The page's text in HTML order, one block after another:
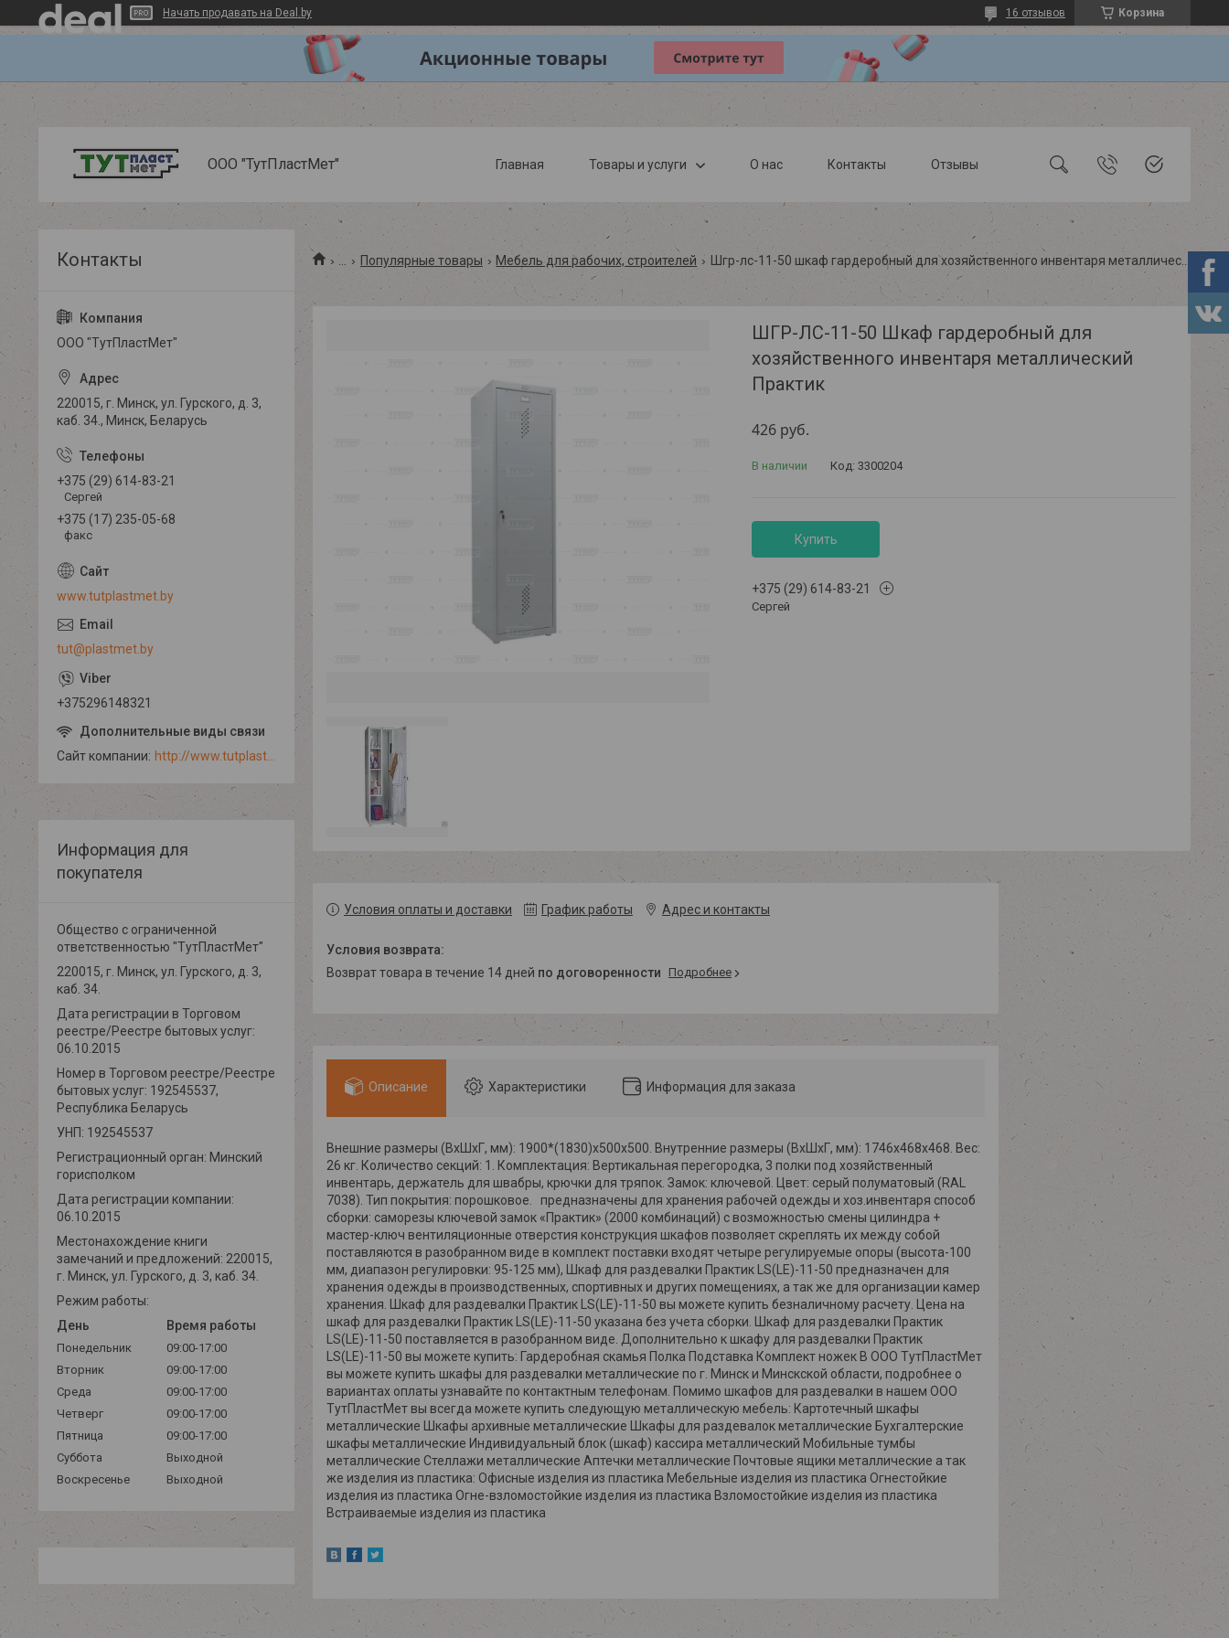
Начать продавать на Deal.by Корзина
16 отзывов
ООО "ТутПластМет" Главная Товары и услуги О нас Контакты Отзывы
Популярные товары Мебель для рабочих, строителей Шгр-лс-11-50 шкаф гардеробный для хозяйственного инвентаря металлический практик
ШГР-ЛС-11-50 Шкаф гардеробный для
хозяйственного инвентаря металлический
Практик
426 руб.
В наличии Код: 3300204
Купить
+375 (29) 614-83-21
Сергей
Условия оплаты и доставки График работы Адрес и контакты
возврат товара в течение 14 дней по договоренности Подробнее
Описание Характеристики Информация для заказа
Внешние размеры (ВхШхГ, мм): 1900*(1830)х500х500. Внутренние размеры (ВхШхГ, мм): 1746х468х468. Вес:
26 кг. Количество секций: 1. Комплектация: Вертикальная перегородка, 3 полки под хозяйственный
инвентарь, держатель для швабры, крючки для тряпок. Замок: ключевой. Цвет: серый полуматовый (RAL
7038). Тип покрытия: порошковое. предназначены для хранения рабочей одежды и хоз.инвентаря способ
сборки: саморезы ключевой замок «Практик» (2000 комбинаций) с возможностью смены цилиндра +
мастер-ключ вентиляционные отверстия конструкция шкафов позволяет скреплять их между собой
поставляются в разобранном виде в комплект поставки входят четыре регулируемые опоры (высота-100
мм, диапазон регулировки: 95-125 мм), Шкаф для раздевалки Практик LS(LE)-11-50 предназначен для
хранения одежды в производственных, спортивных и других помещениях, а так же для организации камер
хранения. Шкаф для раздевалки Практик LS(LE)-11-50 вы можете купить безналичному расчету. Цена на
шкаф для раздевалки Практик LS(LE)-11-50 указана без учета сборки. Шкаф для раздевалки Практик
LS(LE)-11-50 поставляется в разобранном виде. Дополнительно к шкафу для раздевалки Практик
LS(LE)-11-50 вы можете купить: Гардеробная скамья Полка Подставка Комплект ножек В ООО ТутПластМет
вы можете купить шкафы для раздевалки металлические по г. Минск и Минскской области, подробнее о
вариантах оплаты узнавайте по контактным телефонам. Помимо шкафов для раздевалки в нашем ООО
ТутПластМет вы всегда можете купить следующую металлическую мебель: Картотечный шкафы
металлические Шкафы архивные металлические Шкафы для раздевалок металлические Бухгалтерские
шкафы металлические Индивидуальный блок (шкаф) кассира металлический Мобильные тумбы
металлические Стеллажи металлические Аптечки металлические Почтовые ящики металлические а так
же изделия из пластика: Офисные изделия из пластика Мебельные изделия из пластика Огнестойкие
изделия из пластика Огне-взломостойкие изделия из пластика Взломостойкие изделия из пластика
Встраиваемые изделия из пластика
ООО "ТутПластМет"
220015, г. Минск, ул. Гурского, д. 3,
каб. 34., Минск, Беларусь
+375 (29) 614-83-21
Сергей
+375 (17) 235-05-68
факс
www.tutplastmet.by
tut@plastmet.by
+375296148321
Сайт компании
Информация для
покупателя
Общество с ограниченной
ответственностью "ТутПластМет"
220015, г. Минск, ул. Гурского, д. 3,
каб. 34.
Дата регистрации в Торговом
реестре/Реестре бытовых услуг:
06.10.2015
Номер в Торговом реестре/Реестре
бытовых услуг: 192545537,
Республика Беларусь
УНП: 192545537
Регистрационный орган: Минский
горисполком
Дата регистрации компании:
06.10.2015
Местонахождение книги
замечаний и предложений: 220015,
г. Минск, ул. Гурского, д. 3, каб. 34.
Режим работы:
День
Время работы
Понедельник
09:00-17:00
Вторник
09:00-17:00
Среда
09:00-17:00
Четверг
09:00-17:00
Пятница
09:00-17:00
Суббота
Выходной
Воскресенье
Выходной